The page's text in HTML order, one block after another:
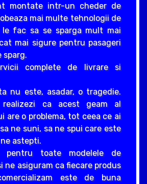
montate intr-un cheder de
mai multe tehnologii de
le fac sa se sparga mult mai
mai sigure pentru pasageri
sparg.
complete de livrare si
nu este, asadar, o tragedie.
ca acest geam al
are o problema, tot ceea ce ai
ne suni, sa ne spui care este
astepti.
pentru toate modelele de
ne asiguram ca fiecare produs
este de buna